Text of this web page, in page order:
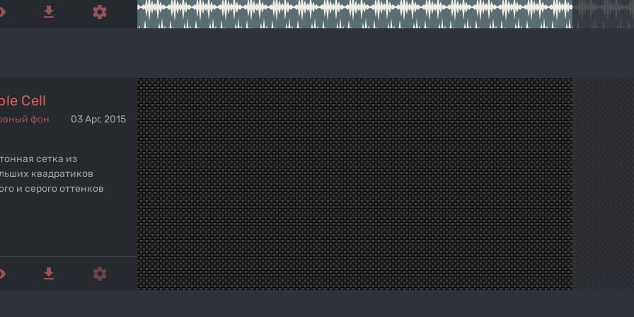
get_app settings
Cell
03 Apr, 2015
фон
сетка из
квадратиков
и серого оттенков
get_app settings